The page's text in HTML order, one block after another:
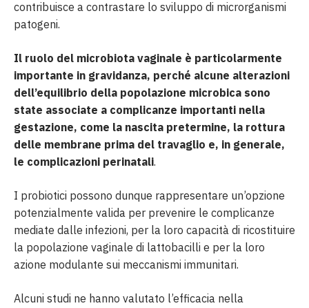
contribuisce a contrastare lo sviluppo di microrganismi
patogeni.
Il ruolo del microbiota vaginale è particolarmente
importante in gravidanza, perché alcune alterazioni
dell’equilibrio della popolazione microbica sono
state associate a complicanze importanti nella
gestazione, come la nascita pretermine, la rottura
delle membrane prima del travaglio e, in generale,
le complicazioni perinatali.
I probiotici possono dunque rappresentare un’opzione
potenzialmente valida per prevenire le complicanze
mediate dalle infezioni, per la loro capacità di ricostituire
la popolazione vaginale di lattobacilli e per la loro
azione modulante sui meccanismi immunitari.
Alcuni studi ne hanno valutato l’efficacia nella